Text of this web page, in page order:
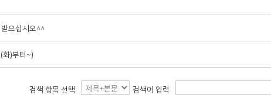
으십시오^^
화)부터~)
검색 항목 선택 검색어 입력